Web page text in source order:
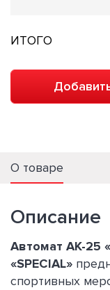
ИТОГО
О товаре
Описание
Автомат АК-25
«SPECIAL»
спортивных